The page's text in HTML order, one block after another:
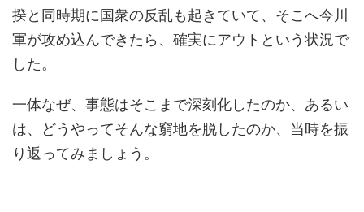
揆と同時期に国衆の反乱も起きていて、そこへ今川
軍が攻め込んできたら、確実にアウトという状況で
した。
一体なぜ、事態はそこまで深刻化したのか、あるい
は、どうやってそんな窮地を脱したのか、当時を振
り返ってみましょう。